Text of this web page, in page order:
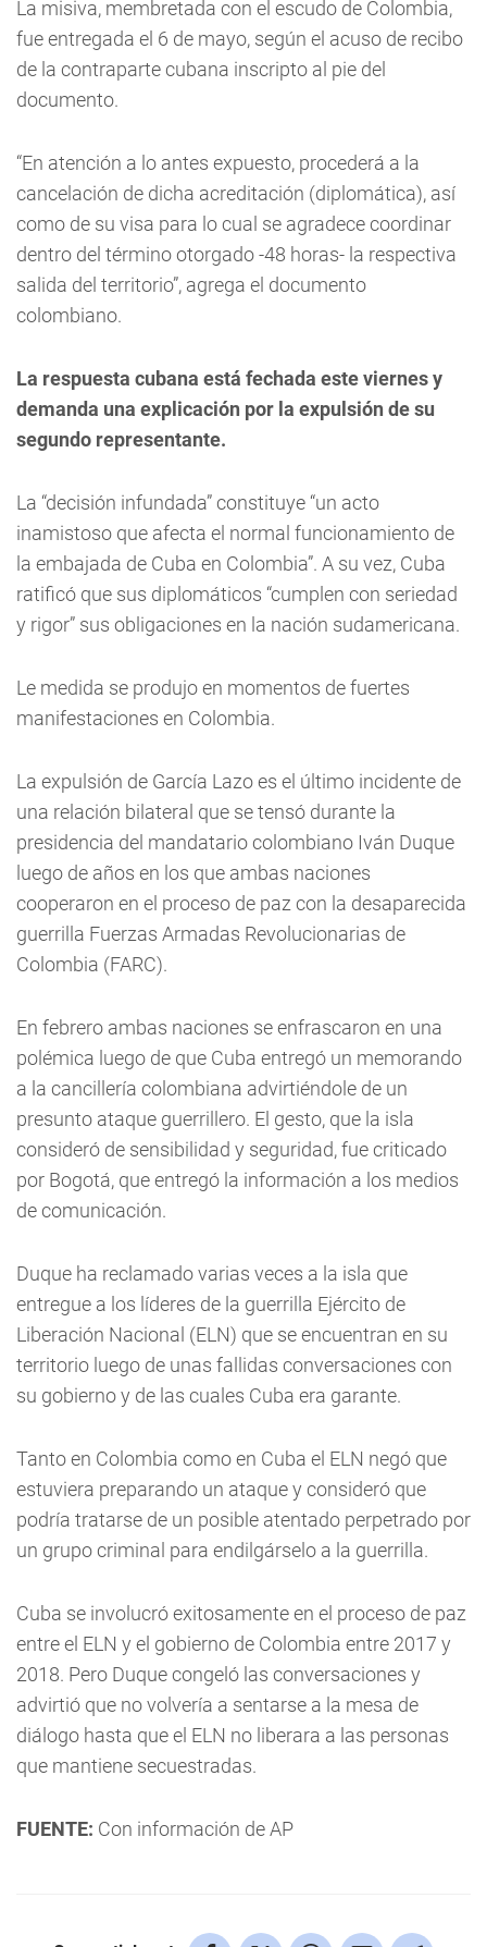
La misiva, membretada con el escudo de Colombia,
fue entregada el 6 de mayo, según el acuso de recibo
de la contraparte cubana inscripto al pie del
documento.
“En atención a lo antes expuesto, procederá a la
cancelación de dicha acreditación (diplomática), así
como de su visa para lo cual se agradece coordinar
dentro del término otorgado -48 horas- la respectiva
salida del territorio”, agrega el documento
colombiano.
La respuesta cubana está fechada este viernes y
demanda una explicación por la expulsión de su
segundo representante.
La “decisión infundada” constituye “un acto
inamistoso que afecta el normal funcionamiento de
la embajada de Cuba en Colombia”. A su vez, Cuba
ratificó que sus diplomáticos “cumplen con seriedad
y rigor” sus obligaciones en la nación sudamericana.
Le medida se produjo en momentos de fuertes
manifestaciones en Colombia.
La expulsión de García Lazo es el último incidente de
una relación bilateral que se tensó durante la
presidencia del mandatario colombiano Iván Duque
luego de años en los que ambas naciones
cooperaron en el proceso de paz con la desaparecida
guerrilla Fuerzas Armadas Revolucionarias de
Colombia (FARC).
En febrero ambas naciones se enfrascaron en una
polémica luego de que Cuba entregó un memorando
a la cancillería colombiana advirtiéndole de un
presunto ataque guerrillero. El gesto, que la isla
consideró de sensibilidad y seguridad, fue criticado
por Bogotá, que entregó la información a los medios
de comunicación.
Duque ha reclamado varias veces a la isla que
entregue a los líderes de la guerrilla Ejército de
Liberación Nacional (ELN) que se encuentran en su
territorio luego de unas fallidas conversaciones con
su gobierno y de las cuales Cuba era garante.
Tanto en Colombia como en Cuba el ELN negó que
estuviera preparando un ataque y consideró que
podría tratarse de un posible atentado perpetrado por
un grupo criminal para endilgárselo a la guerrilla.
Cuba se involucró exitosamente en el proceso de paz
entre el ELN y el gobierno de Colombia entre 2017 y
2018. Pero Duque congeló las conversaciones y
advirtió que no volvería a sentarse a la mesa de
diálogo hasta que el ELN no liberara a las personas
que mantiene secuestradas.
FUENTE: Con información de AP